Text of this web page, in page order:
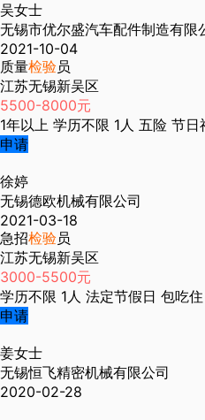
吴女士
无锡市优尔盛汽车配件制造有限
2021-10-04
质量检验员
江苏无锡新吴区
5500-8000元
1年以上 学历不限 1人 五险 节日
申请
徐婷
无锡德欧机械有限公司
2021-03-18
急招检验员
江苏无锡新吴区
3000-5500元
学历不限 1人 法定节假日 包吃住
申请
姜女士
无锡恒飞精密机械有限公司
2020-02-28